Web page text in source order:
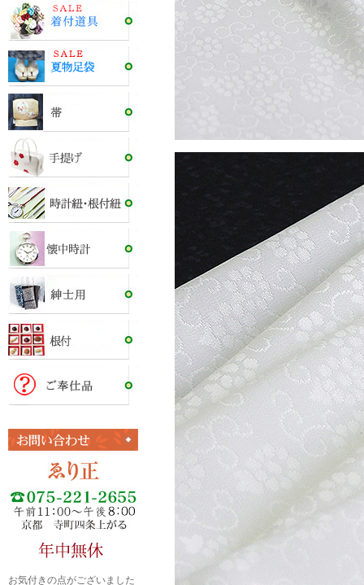
お気付きの点がございました